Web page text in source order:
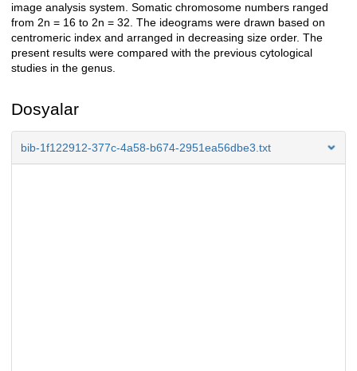
image analysis system. Somatic chromosome numbers ranged
from 2n = 16 to 2n = 32. The ideograms were drawn based on
centromeric index and arranged in decreasing size order. The
present results were compared with the previous cytological
studies in the genus.
Dosyalar
bib-1f122912-377c-4a58-b674-2951ea56dbe3.txt